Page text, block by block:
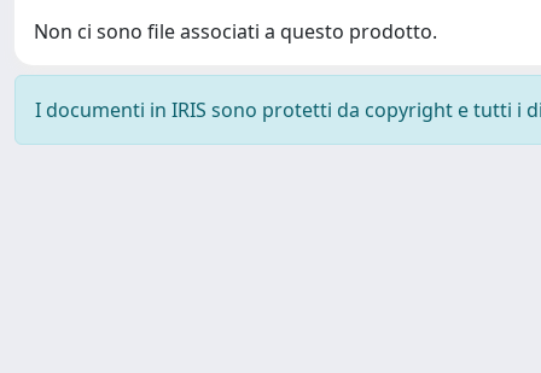
Non ci sono file associati a questo prodotto.
I documenti in IRIS sono protetti da copyright e tutti i